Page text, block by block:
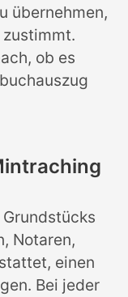
übernehmen,
ob es
Notaren,
einen
Bei jeder